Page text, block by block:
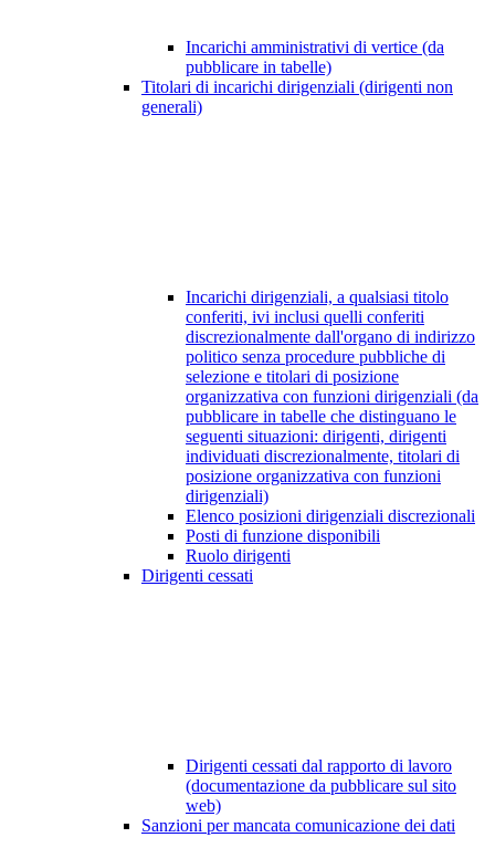
Incarichi amministrativi di vertice (da
pubblicare in tabelle)
Titolari di incarichi dirigenziali (dirigenti non
generali)
Incarichi dirigenziali, a qualsiasi titolo
conferiti, ivi inclusi quelli conferiti
discrezionalmente dall'organo di indirizzo
politico senza procedure pubbliche di
selezione e titolari di posizione
organizzativa con funzioni dirigenziali (da
pubblicare in tabelle che distinguano le
seguenti situazioni: dirigenti, dirigenti
individuati discrezionalmente, titolari di
posizione organizzativa con funzioni
dirigenziali)
Elenco posizioni dirigenziali discrezionali
Posti di funzione disponibili
Ruolo dirigenti
Dirigenti cessati
Dirigenti cessati dal rapporto di lavoro
(documentazione da pubblicare sul sito
web)
Sanzioni per mancata comunicazione dei dati